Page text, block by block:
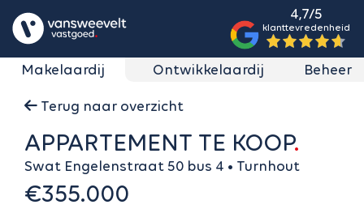
4,7/5
klanttevredenheid
Makelaardij Ontwikkelaardij Beheer
Terug naar overzicht
APPARTEMENT TE KOOP
Swat Engelenstraat 50 bus 4 • Turnhout
€355.000